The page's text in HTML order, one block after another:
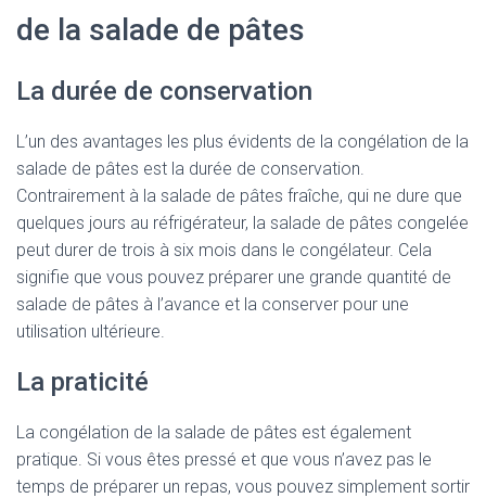
de la salade de pâtes
La durée de conservation
L’un des avantages les plus évidents de la congélation de la
salade de pâtes est la durée de conservation.
Contrairement à la salade de pâtes fraîche, qui ne dure que
quelques jours au réfrigérateur, la salade de pâtes congelée
peut durer de trois à six mois dans le congélateur. Cela
signifie que vous pouvez préparer une grande quantité de
salade de pâtes à l’avance et la conserver pour une
utilisation ultérieure.
La praticité
La congélation de la salade de pâtes est également
pratique. Si vous êtes pressé et que vous n’avez pas le
temps de préparer un repas, vous pouvez simplement sortir